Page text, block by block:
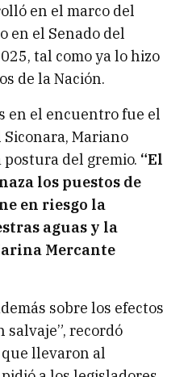
en el marco del
en el Senado del
tal como ya lo hizo
de la Nación.
en el encuentro fue el
Mariano
del gremio. “El
los puestos de
en riesgo la
aguas y la
Mercante
sobre los efectos
salvaje”, recordó
llevaron al